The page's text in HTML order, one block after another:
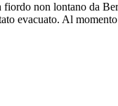
fiordo non lontano da
evacuato. Al